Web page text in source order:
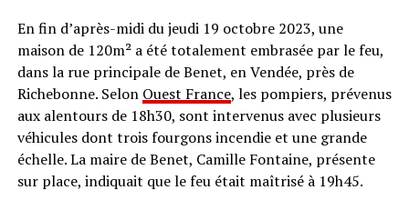
En fin d’après-midi du jeudi 19 octobre 2023, une
maison de 120m² a été totalement embrasée par le feu,
dans la rue principale de Benet, en Vendée, près de
Richebonne. Selon Ouest France, les pompiers, prévenus
aux alentours de 18h30, sont intervenus avec plusieurs
véhicules dont trois fourgons incendie et une grande
échelle. La maire de Benet, Camille Fontaine, présente
sur place, indiquait que le feu était maîtrisé à 19h45.